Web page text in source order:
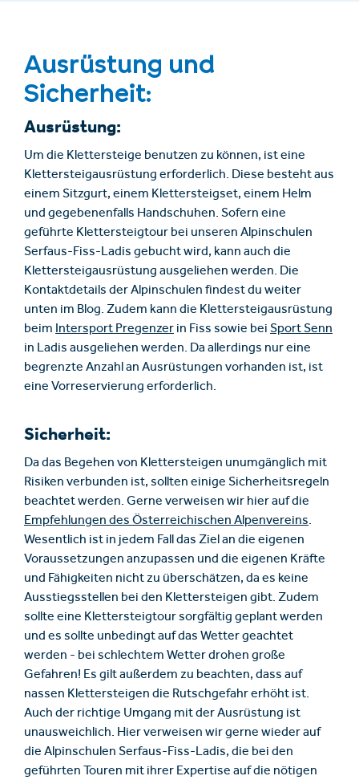
Ausrüstung und
Sicherheit:
Ausrüstung:
Um die Klettersteige benutzen zu können, ist eine
Klettersteigausrüstung erforderlich. Diese besteht aus
einem Sitzgurt, einem Klettersteigset, einem Helm
und gegebenenfalls Handschuhen. Sofern eine
geführte Klettersteigtour bei unseren Alpinschulen
Serfaus-Fiss-Ladis gebucht wird, kann auch die
Klettersteigausrüstung ausgeliehen werden. Die
Kontaktdetails der Alpinschulen findest du weiter
unten im Blog. Zudem kann die Klettersteigausrüstung
beim Intersport Pregenzer in Fiss sowie bei Sport Senn
in Ladis ausgeliehen werden. Da allerdings nur eine
begrenzte Anzahl an Ausrüstungen vorhanden ist, ist
eine Vorreservierung erforderlich.
Sicherheit:
Da das Begehen von Klettersteigen unumgänglich mit
Risiken verbunden ist, sollten einige Sicherheitsregeln
beachtet werden. Gerne verweisen wir hier auf die
Empfehlungen des Österreichischen Alpenvereins.
Wesentlich ist in jedem Fall das Ziel an die eigenen
Voraussetzungen anzupassen und die eigenen Kräfte
und Fähigkeiten nicht zu überschätzen, da es keine
Ausstiegsstellen bei den Klettersteigen gibt. Zudem
sollte eine Klettersteigtour sorgfältig geplant werden
und es sollte unbedingt auf das Wetter geachtet
werden - bei schlechtem Wetter drohen große
Gefahren! Es gilt außerdem zu beachten, dass auf
nassen Klettersteigen die Rutschgefahr erhöht ist.
Auch der richtige Umgang mit der Ausrüstung ist
unausweichlich. Hier verweisen wir gerne wieder auf
die Alpinschulen Serfaus-Fiss-Ladis, die bei den
geführten Touren mit ihrer Expertise auf die nötigen